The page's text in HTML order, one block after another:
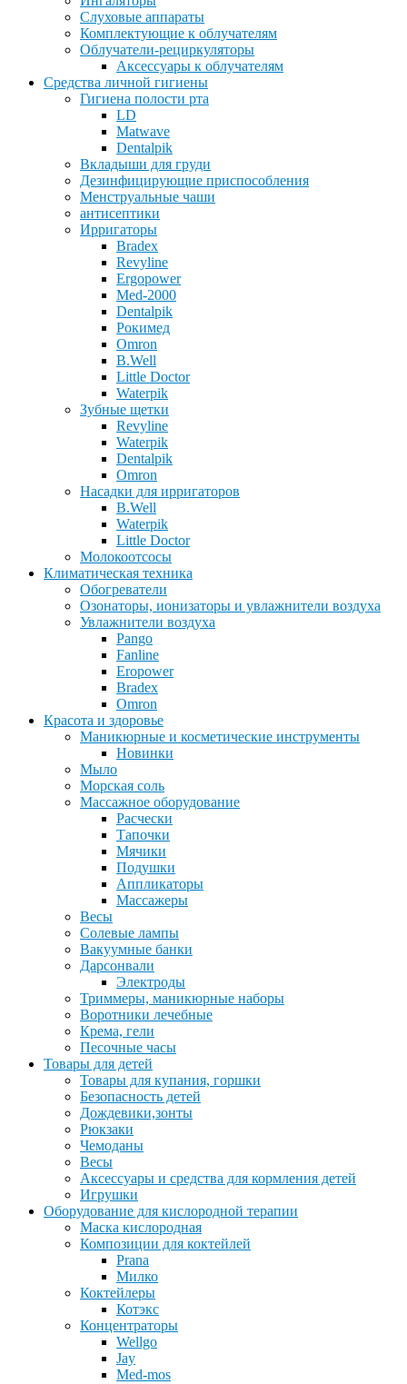
Слуховые аппараты
Комплектующие к облучателям
Облучатели-рециркуляторы
Аксессуары к облучателям
Средства личной гигиены
Гигиена полости рта
LD
Matwave
Dentalpik
Вкладыши для груди
Дезинфицирующие приспособления
Менструальные чаши
антисептики
Ирригаторы
Bradex
Revyline
Ergopower
Med-2000
Dentalpik
Рокимед
Omron
B.Well
Little Doctor
Waterpik
Зубные щетки
Revyline
Waterpik
Dentalpik
Omron
Насадки для ирригаторов
B.Well
Waterpik
Little Doctor
Молокоотсосы
Климатическая техника
Обогреватели
Озонаторы, ионизаторы и увлажнители воздуха
Увлажнители воздуха
Pango
Fanline
Eropower
Bradex
Omron
Красота и здоровье
Маникюрные и косметические инструменты
Новинки
Мыло
Морская соль
Массажное оборудование
Расчески
Тапочки
Мячики
Подушки
Аппликаторы
Массажеры
Весы
Солевые лампы
Вакуумные банки
Дарсонвали
Электроды
Триммеры, маникюрные наборы
Воротники лечебные
Крема, гели
Песочные часы
Товары для детей
Товары для купания, горшки
Безопасность детей
Дождевики,зонты
Рюкзаки
Чемоданы
Весы
Аксессуары и средства для кормления детей
Игрушки
Оборудование для кислородной терапии
Маска кислородная
Композиции для коктейлей
Prana
Милко
Коктейлеры
Котэкс
Концентраторы
Wellgo
Jay
Med-mos